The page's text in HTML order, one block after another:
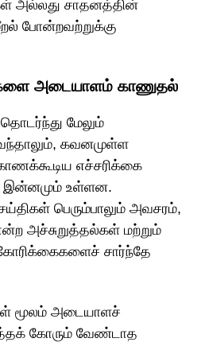
அல்லது சாதனத்தின்
போன்றவற்றுக்கு
அடையாளம் காணுதல்
மேலும்
கவனமுள்ள
எச்சரிக்கை
இன்னமும் உள்ளன.
பெரும்பாலும் அவசரம்,
அச்சுறுத்தல்கள் மற்றும்
கோரிக்கைகளைச் சார்ந்தே
மூலம் அடையாளச்
கோரும் வேண்டாத